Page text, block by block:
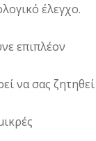
έλεγχο.
επιπλέον
να σας ζητηθεί